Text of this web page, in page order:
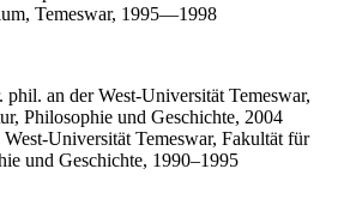
Temeswar, 1995—1998
an der West-Universität Temeswar,
Philosophie und Geschichte, 2004
Universität Temeswar, Fakultät für
und Geschichte, 1990–1995